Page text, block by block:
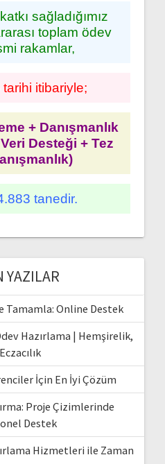
sağladığımız
toplam ödev
rakamlar,
itibariyle;
+ Danışmanlık
Desteği + Tez
tanedir.
YAZILAR
Tamamla: Online Destek
Hazırlama | Hemşirelik,
İçin En İyi Çözüm
Proje Çizimlerinde
Destek
Hizmetleri ile Zaman